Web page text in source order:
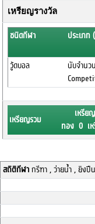
เหรียญรางวัล
ชนิดกีฬา ประเภท
วู้ดบอล
นับจำน
เหรียญรวม
เหรียญ
ทอง 0 เ
สถิติกีฬากรีฑา , ว่ายน้ำ , ยิงปืน